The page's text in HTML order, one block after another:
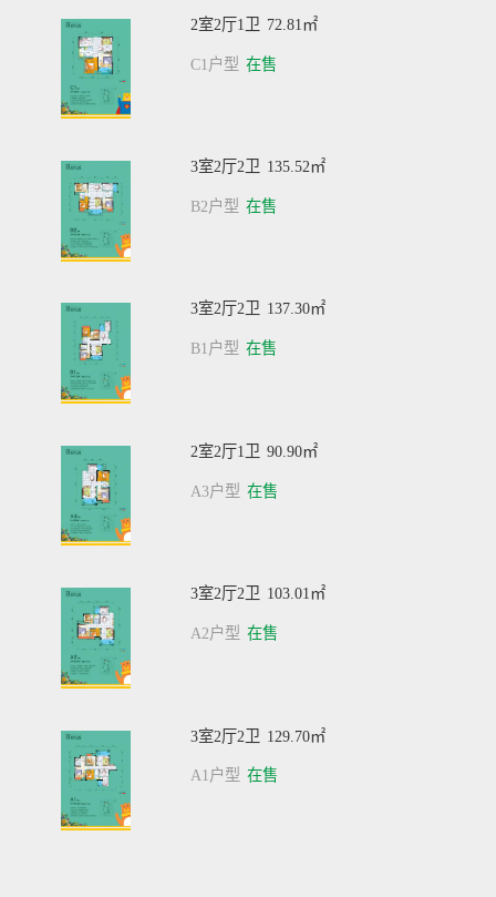
2室2厅1卫 72.81㎡
C1户型 在售
3室2厅2卫 135.52㎡
B2户型 在售
3室2厅2卫 137.30㎡
B1户型 在售
2室2厅1卫 90.90㎡
A3户型 在售
3室2厅2卫 103.01㎡
A2户型 在售
3室2厅2卫 129.70㎡
A1户型 在售